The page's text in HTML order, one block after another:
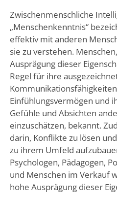
Zwischenmenschliche
„Menschenkenntnis“
effektiv mit anderen
sie zu verstehen.
Ausprägung dieser
Regel für ihre
Einfühlungsvermögen und
Gefühle und Absichten
einzuschätzen, bekannt.
darin, Konflikte zu lösen
zu ihrem Umfeld
Psychologen, Pädagogen,
und Menschen im Verkauf
hohe Ausprägung dieser